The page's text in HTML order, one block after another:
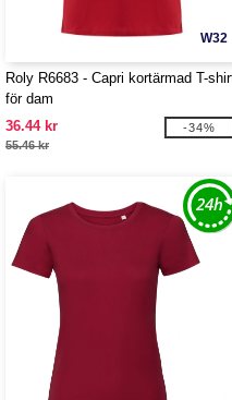
W32
Roly R6683 - Capri kortärmad T-
för dam
36.44 kr
55.46 kr
-34%